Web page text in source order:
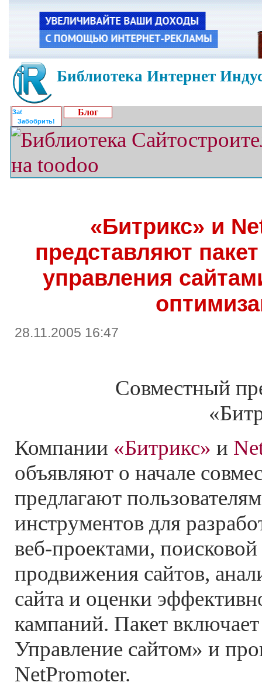
Библиотека Интернет
Забобрить!
Блог
«Битрикс» и
представляют
управления
28.11.2005 16:47
Совместный
Компании «Битрикс» и
объявляют о начале
предлагают
инструментов для
веб-проектами,
продвижения сайтов,
сайта и оценки
кампаний. Пакет
Управление сайтом» и
NetPromoter.